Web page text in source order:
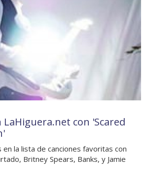
LaHiguera.net con 'Scared
la lista de canciones favoritas con
Britney Spears, Banks, y Jamie